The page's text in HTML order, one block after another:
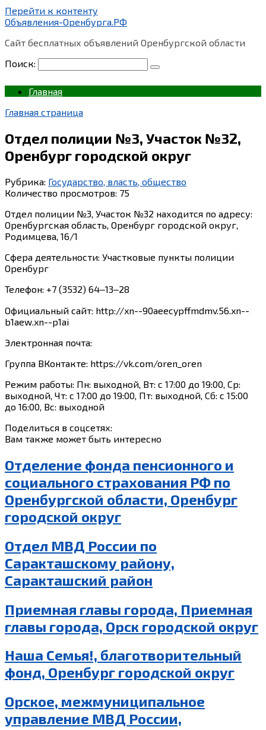
Перейти к контенту
Объявления-Оренбурга.РФ
Сайт бесплатных объявлений Оренбургской области
Поиск:
Главная
Главная страница
Отдел полиции №3, Участок №32,
Оренбург городской округ
Рубрика: Государство, власть, общество
Количество просмотров: 75
Отдел полиции №3, Участок №32 находится по адресу:
Оренбургская область, Оренбург городской округ,
Родимцева, 16/1
Сфера деятельности: Участковые пункты полиции
Оренбург
Телефон: +7 (3532) 64‒13‒28
Официальный сайт: http://xn--90aeecypffmdmv.56.xn--
b1aew.xn--p1ai
Электронная почта:
Группа ВКонтакте: https://vk.com/oren_oren
Режим работы: Пн: выходной, Вт: с 17:00 до 19:00, Ср:
выходной, Чт: с 17:00 до 19:00, Пт: выходной, Сб: с 15:00
до 16:00, Вс: выходной
Поделиться в соцсетях:
Вам также может быть интересно
Отделение фонда пенсионного и
социального страхования РФ по
Оренбургской области, Оренбург
городской округ
Отдел МВД России по
Саракташскому району,
Саракташский район
Приемная главы города, Приемная
главы города, Орск городской округ
Наша Семья!, благотворительный
фонд, Оренбург городской округ
Орское, межмуниципальное
управление МВД России,